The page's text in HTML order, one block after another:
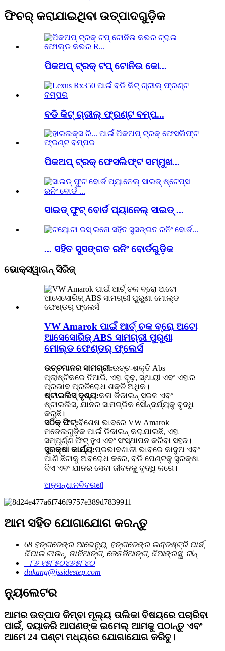
ଫିଚର୍ କରାଯାଇଥିବା ଉତ୍ପାଦଗୁଡ଼ିକ
ପିକଅପ୍ ଟ୍ରକ୍ ଟପ୍ ଟୋନିଉ କୋ...
ବଡି କିଟ୍ ଗ୍ରୀଲ୍ ଫ୍ରଣ୍ଟ ବମ୍ପ...
ପିକଅପ୍ ଟ୍ରକ୍ ଫେସଲିଫ୍ଟ ସମ୍ମୁଖ...
ସାଇଡ୍ ଫୁଟ୍ ବୋର୍ଡ ପ୍ୟାନେଲ୍ ସାଇଡ୍ ...
... ସହିତ ସୁସଙ୍ଗତ ରନିଂ ବୋର୍ଡଗୁଡ଼ିକ
ଭୋକ୍ସୱାଗନ୍ ସିରିଜ୍
VW Amarok ପାଇଁ ଆର୍ଚ୍ ଚକ ବ୍ରୋ ଅଟୋ
ଆସେସୋରିଜ୍ ABS ସାମଗ୍ରୀ ପୁରୁଣା
ମୋଲ୍ଡ ଫେଣ୍ଡର୍ ଫ୍ଲେର୍ସ
ଉଚ୍ଚମାନର ସାମଗ୍ରୀ:ଉଚ୍ଚ-ଶକ୍ତି Abs
ପ୍ଲାଷ୍ଟିକରେ ତିଆରି, ଏହା ଦୃଢ଼, ସ୍ଥାୟୀ ଏବଂ ଏହାର
ପ୍ରଭାବ ପ୍ରତିରୋଧ ଶକ୍ତି ଅଧିକ।
ଷ୍ଟାଇଲିସ୍ ଦୃଶ୍ୟ:କଳା ଡିଜାଇନ୍ ସରଳ ଏବଂ
ଷ୍ଟାଇଲିସ୍, ଯାନର ସାମଗ୍ରିକ ସୌନ୍ଦର୍ଯ୍ୟକୁ ବୃଦ୍ଧି
କରୁଛି।
ସଠିକ୍ ଫିଟ୍:ବିଶେଷ ଭାବରେ VW Amarok
ମଡେଲଗୁଡ଼ିକ ପାଇଁ ଡିଜାଇନ୍ କରାଯାଇଛି, ଏହା
ସମ୍ପୂର୍ଣ୍ଣ ଫିଟ୍ ହୁଏ ଏବଂ ସଂସ୍ଥାପନ କରିବା ସହଜ।
ସୁରକ୍ଷା କାର୍ଯ୍ୟ:ପ୍ରଭାବଶାଳୀ ଭାବରେ କାଦୁଅ ଏବଂ
ପାଣି ଛିଟାକୁ ଅବରୋଧ କରେ, ବଡି ପେଣ୍ଟକୁ ସୁରକ୍ଷା
ଦିଏ ଏବଂ ଯାନର ସେବା ଜୀବନକୁ ବୃଦ୍ଧି କରେ।
ଅନୁସନ୍ଧାନବିବରଣୀ
ଆମ ସହିତ ଯୋଗାଯୋଗ କରନ୍ତୁ
68 ହଙ୍ଗଡେଙ୍ଗ ଆଭେନ୍ୟୁ, ହଙ୍ଗଡେଙ୍ଗ ଇଣ୍ଡଷ୍ଟ୍ରି ପାର୍କ,
ଜିପାଇ ଟାଉନ୍, ଡାନିଆଙ୍ଗ, ଜେନଜିଆଙ୍ଗ, ଜିଆଙ୍ଗସୁ, ଚୀନ୍
+୮୬ ୧୫୮୫୦୪୬୫୮୪୦
dukang@jssidestep.com
ନ୍ୟୁଲେଟର
ଆମର ଉତ୍ପାଦ କିମ୍ବା ମୂଲ୍ୟ ତାଲିକା ବିଷୟରେ ପଚାରିବା
ପାଇଁ, ଦୟାକରି ଆପଣଙ୍କ ଇମେଲ୍ ଆମକୁ ପଠାନ୍ତୁ ଏବଂ
ଆମେ 24 ଘଣ୍ଟା ମଧ୍ୟରେ ଯୋଗାଯୋଗ କରିବୁ।